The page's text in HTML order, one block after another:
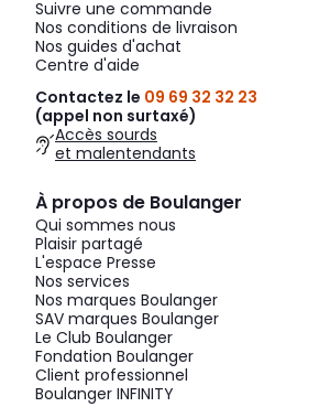
Suivre une commande
Nos conditions de livraison
Nos guides d'achat
Centre d'aide
Contactez le 09 69 32 32 23
(appel non surtaxé)
Accès sourds
et malentendants
À propos de Boulanger
Qui sommes nous
Plaisir partagé
L'espace Presse
Nos services
Nos marques Boulanger
SAV marques Boulanger
Le Club Boulanger
Fondation Boulanger
Client professionnel
Boulanger INFINITY